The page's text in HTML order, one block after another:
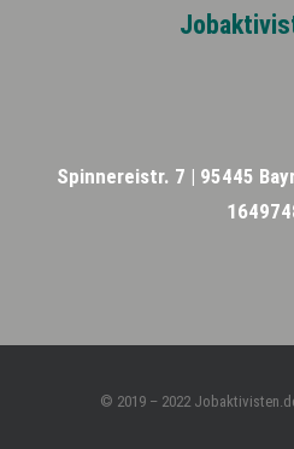
Spinnereistr. 7 | 95445
© 2019 – 2022